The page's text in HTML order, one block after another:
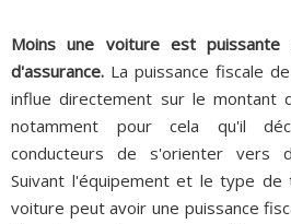
Moins une voiture est
d'assurance. La puissance fiscale
influe directement sur le montant
notamment pour cela qu'il
conducteurs de s'orienter vers
Suivant l'équipement et le type de
voiture peut avoir une puissance